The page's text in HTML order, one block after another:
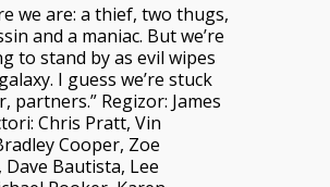
we are: a thief, two thugs,
and a maniac. But we’re
to stand by as evil wipes
I guess we’re stuck
partners.” Regizor: James
Chris Pratt, Vin
Cooper, Zoe
Dave Bautista, Lee